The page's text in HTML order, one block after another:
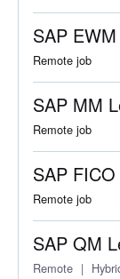
SAP
Remote job
SAP MM
Remote job
SAP
Remote job
SAP QM
Remote